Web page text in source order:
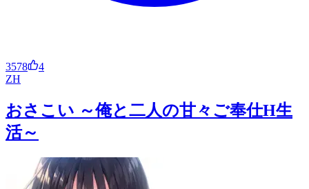
3578
4
ZH
おさこい ～俺と二人の甘々ご奉仕H生
活～